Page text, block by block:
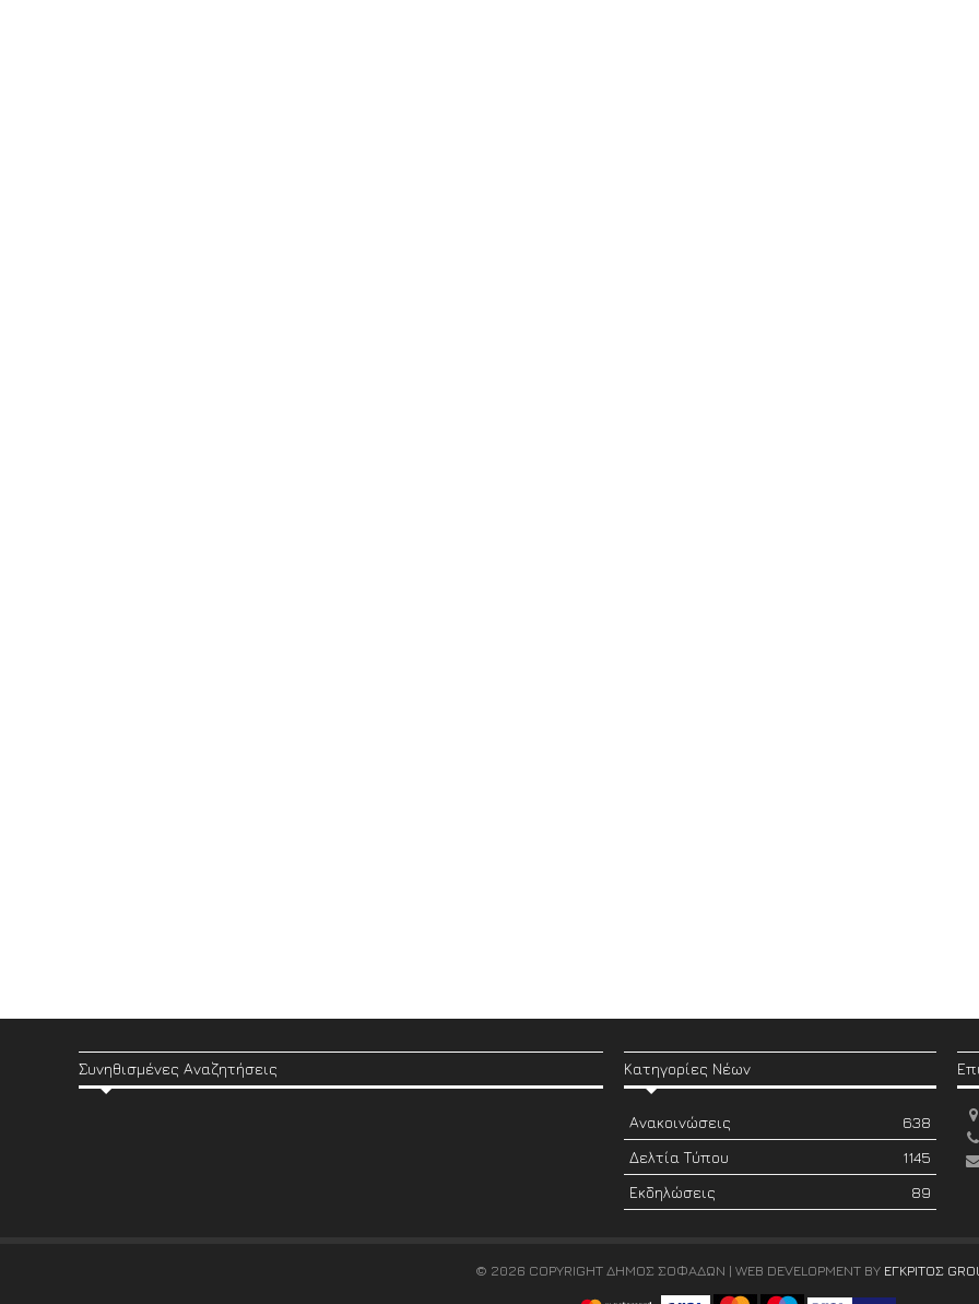
Συνηθισμένες Αναζητήσεις Κατηγορίες Νέων
Ανακοινώσεις
638
Δελτία Τύπου
1145
Εκδηλώσεις
89
© 2026 COPYRIGHT ΔΗΜΟΣ ΣΟΦΑΔΩΝ | WEB DEVELOPMENT BY ΕΓΚΡΙΤΟΣ